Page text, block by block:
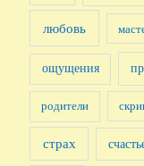
любовь
ощущения
родители
страх